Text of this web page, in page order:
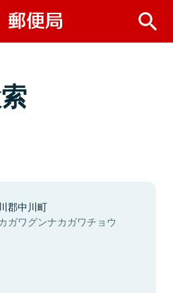
郡中川町
ガワグンナカガワチョウ